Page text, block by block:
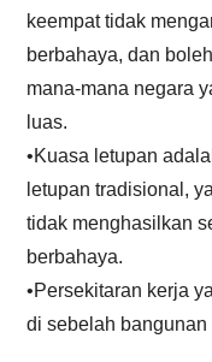
keempat tidak
berbahaya, dan
mana-mana negara
luas.
•Kuasa letupan
letupan tradisional,
tidak menghasilkan
berbahaya.
•Persekitaran kerja
di sebelah bangunan